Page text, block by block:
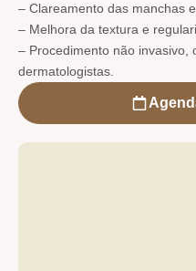
– Clareamento das manchas
– Melhora da textura e
– Procedimento não invasivo,
dermatologistas.